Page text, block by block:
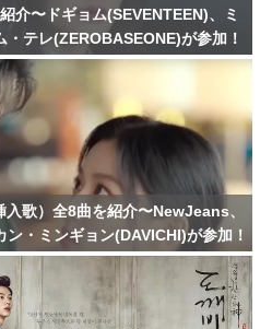
介〜ドギョム(SEVENTEEN)、ミ
テレ(ZEROBASEONE)が参加！
入歌）全8曲を紹介〜NewJeans、
・ミンギョン(DAVICHI)が参加！